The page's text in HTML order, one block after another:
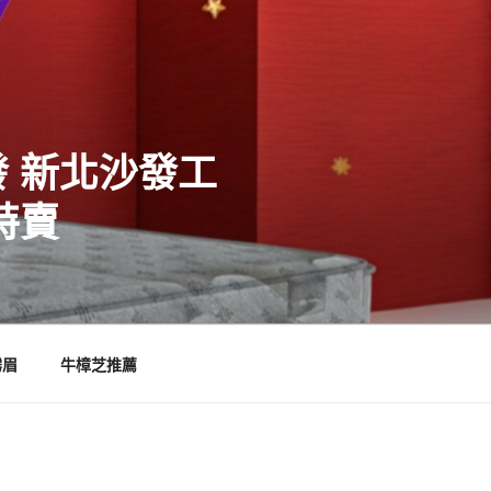
新北沙發工
賣
牛樟芝推薦